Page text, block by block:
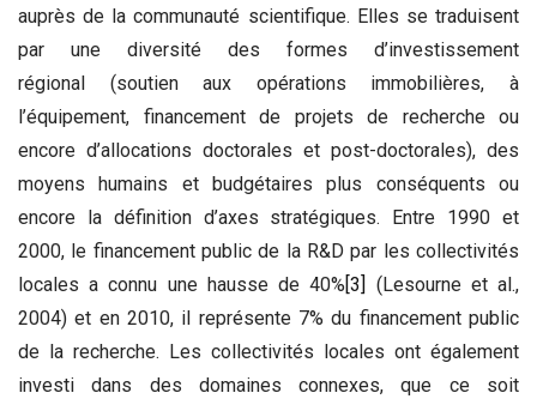
auprès de la communauté scientifique. Elles se traduisent
par une diversité des formes d’investissement
régional (soutien aux opérations immobilières, à
l’équipement, financement de projets de recherche ou
encore d’allocations doctorales et post-doctorales), des
moyens humains et budgétaires plus conséquents ou
encore la définition d’axes stratégiques. Entre 1990 et
2000, le financement public de la R&D par les collectivités
locales a connu une hausse de 40%[3] (Lesourne et al.,
2004) et en 2010, il représente 7% du financement public
de la recherche. Les collectivités locales ont également
investi dans des domaines connexes, que ce soit